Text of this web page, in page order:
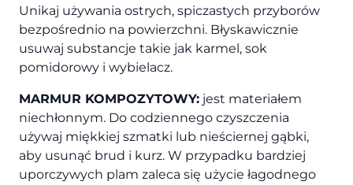
Unikaj używania ostrych, spiczastych przyborów
bezpośrednio na powierzchni. Błyskawicznie
usuwaj substancje takie jak karmel, sok
pomidorowy i wybielacz.
MARMUR KOMPOZYTOWY: jest materiałem
niechłonnym. Do codziennego czyszczenia
używaj miękkiej szmatki lub nieściernej gąbki,
aby usunąć brud i kurz. W przypadku bardziej
uporczywych plam zaleca się użycie łagodnego